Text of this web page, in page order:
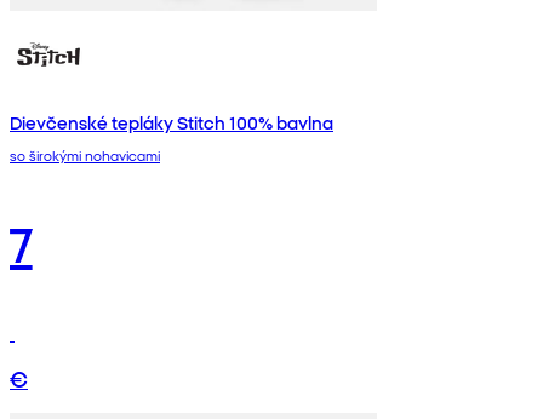
Dievčenské tepláky Stitch 100% bavlna
so širokými nohavicami
7
€